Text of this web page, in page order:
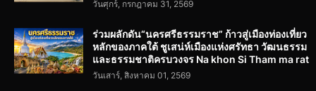
วันศุกร์, กรกฎาคม 31, 2569
ร่วมผลักดัน“นครศรีธรรมราช” ก้าวสู่เมืองท่องเที่ยว
หลักของภาคใต้ ชูเสน่ห์เมืองแห่งศรัทธา วัฒนธรรม
และธรรมชาติครบวงจร Na khon Si Tham ma rat
วันเสาร์, สิงหาคม 01, 2569